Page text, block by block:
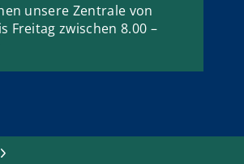
unsere Zentrale von
Freitag zwischen 8.00 –